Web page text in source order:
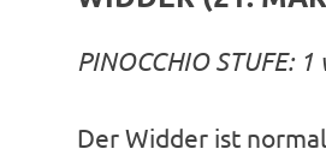
PINOCCHIO STUFE: 1
Der Widder ist